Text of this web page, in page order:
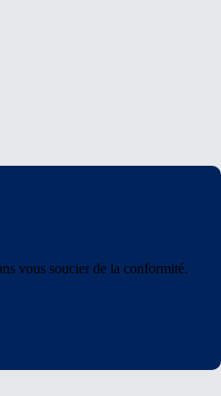
vous soucier de la conformité.